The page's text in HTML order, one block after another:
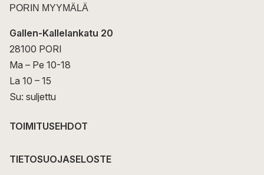
PORIN MYYMÄLÄ
Gallen-Kallelankatu 20
28100 PORI
Ma – Pe 10-18
La 10 – 15
Su: suljettu
TOIMITUSEHDOT
TIETOSUOJASELOSTE